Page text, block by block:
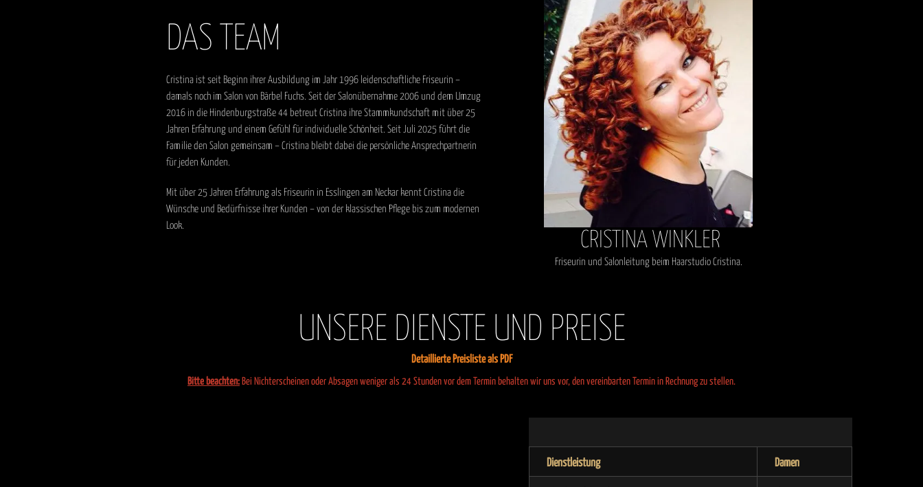
DAS TEAM
Cristina ist seit Beginn ihrer Ausbildung im Jahr 1996 leidenschaftliche Friseurin –
damals noch im Salon von Bärbel Fuchs. Seit der Salonübernahme 2006 und dem Umzug
2016 in die Hindenburgstraße 44 betreut Cristina ihre Stammkundschaft mit über 25
Jahren Erfahrung und einem Gefühl für individuelle Schönheit. Seit Juli 2025 führt die
Familie den Salon gemeinsam – Cristina bleibt dabei die persönliche Ansprechpartnerin
für jeden Kunden.
Mit über 25 Jahren Erfahrung als Friseurin in Esslingen am Neckar kennt Cristina die
Wünsche und Bedürfnisse ihrer Kunden – von der klassischen Pflege bis zum modernen
Look.
CRISTINA WINKLER
Friseurin und Salonleitung beim Haarstudio Cristina.
UNSERE DIENSTE UND PREISE
Detaillierte Preisliste als PDF
Bitte beachten: Bei Nichterscheinen oder Absagen weniger als 24 Stunden vor dem Termin behalten wir uns vor, den vereinbarten Termin in Rechnung zu stellen.
Dienstleistung Damen